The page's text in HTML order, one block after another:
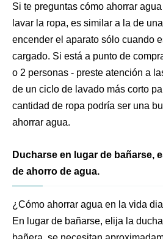
Si te preguntas cómo ahorrar
lavar la ropa, es similar a la de
encender el aparato sólo cuando
cargado. Si está a punto de
o 2 personas - preste atención a
de un ciclo de lavado más corto
cantidad de ropa podría ser una
ahorrar agua.
Ducharse en lugar de bañarse,
de ahorro de agua.
¿Cómo ahorrar agua en la vida
En lugar de bañarse, elija la